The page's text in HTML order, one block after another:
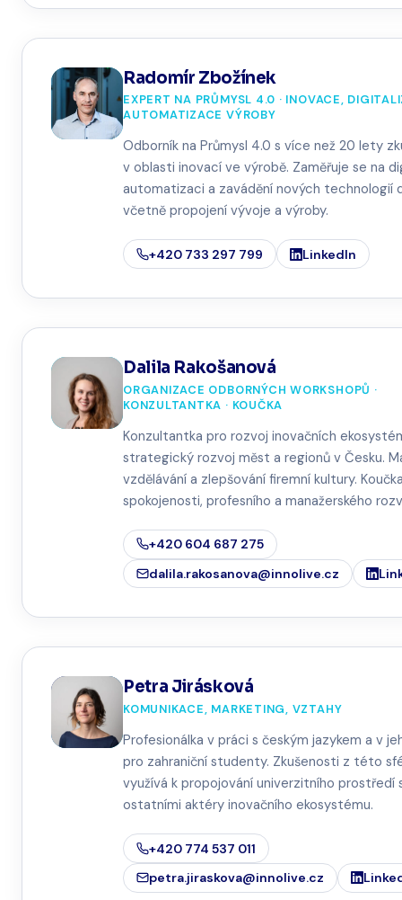
Radomír Zbožínek
EXPERT NA PRŮMYSL 4.0 · INOVACE,
AUTOMATIZACE VÝROBY
Odborník na Průmysl 4.0 s více než 20 lety
v oblasti inovací ve výrobě. Zaměřuje se na
automatizaci a zavádění nových technologií
včetně propojení vývoje a výroby.
+420 733 297 799 LinkedIn
Dalila Rakošanová
ORGANIZACE ODBORNÝCH WORKSHOPŮ ·
KONZULTANTKA · KOUČKA
Konzultantka pro rozvoj inovačních
strategický rozvoj měst a regionů v Česku.
vzdělávání a zlepšování firemní kultury.
spokojenosti, profesního a manažerského
+420 604 687 275
dalila.rakosanova@innolive.cz
Petra Jirásková
KOMUNIKACE, MARKETING, VZTAHY
Profesionálka v práci s českým jazykem a v
pro zahraniční studenty. Zkušenosti z této
využívá k propojování univerzitního prostředí
ostatními aktéry inovačního ekosystému.
+420 774 537 011
petra.jiraskova@innolive.cz